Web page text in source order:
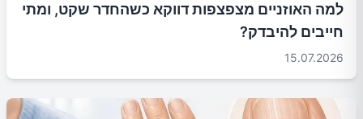
למה האוזניים מצפצפות דווקא כשהחדר שקט, ומתי
חייבים להיבדק?
15.07.2026